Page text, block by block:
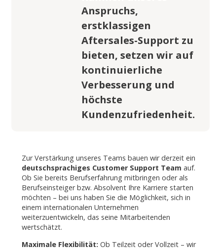
Anspruchs,
erstklassigen
Aftersales-Support zu
bieten, setzen wir auf
kontinuierliche
Verbesserung und
höchste
Kundenzufriedenheit.
Zur Verstärkung unseres Teams bauen wir derzeit ein
deutschsprachiges Customer Support Team auf.
Ob Sie bereits Berufserfahrung mitbringen oder als
Berufseinsteiger bzw. Absolvent Ihre Karriere starten
möchten – bei uns haben Sie die Möglichkeit, sich in
einem internationalen Unternehmen
weiterzuentwickeln, das seine Mitarbeitenden
wertschätzt.
Maximale Flexibilität: Ob Teilzeit oder Vollzeit – wir